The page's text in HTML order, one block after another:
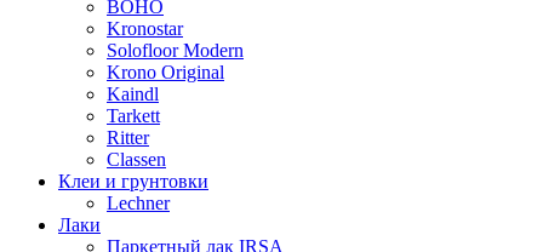
BOHO
Kronostar
Solofloor Modern
Krono Original
Kaindl
Tarkett
Ritter
Classen
Клеи и грунтовки
Lechner
Лаки
Паркетный лак IRSA